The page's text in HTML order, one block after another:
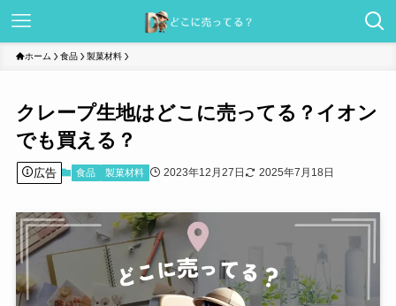
ホーム 食品 製菓材料
クレープ生地はどこに売ってる？イオン
でも買える？
広告 食品 製菓材料 2023年12月27日 2025年7月18日